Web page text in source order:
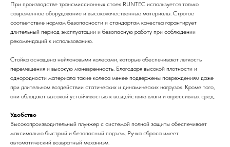
При производстве трансмиссионных стоек RUNTEC используется только
современное оборудование и высококачественные материалы. Строгое
соответствие нормам безопасности и стандартам качества гарантирует
длительный период эксплуатации и безопасную работу при соблюдении
рекомендаций к использованию.
Стойка оснащена нейлоновыми колесами, которые обеспечивают легкость
перемещения и высокую маневренность. Благодаря высокой плотности и
однородности материала такие колеса менее подвержены повреждениям даже
при длительном воздействии статических и динамических нагрузок. Кроме того,
они обладают высокой устойчивостью к воздействию влаги и агрессивных сред.
Удобство
Высокопроизводительный плунжер с системой полной защиты обеспечивает
максимально быстрый и безопасный подъем. Ручка сброса имеет
автоматический возвратный механизм.